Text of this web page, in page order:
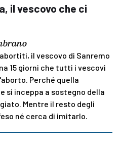
il vescovo che ci
il vescovo di Sanremo
15 giorni che tutti i vescovi
Perché quella
si inceppa a sostegno della
Mentre il resto degli
né cerca di imitarlo.